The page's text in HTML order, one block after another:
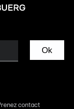
Ok
contact